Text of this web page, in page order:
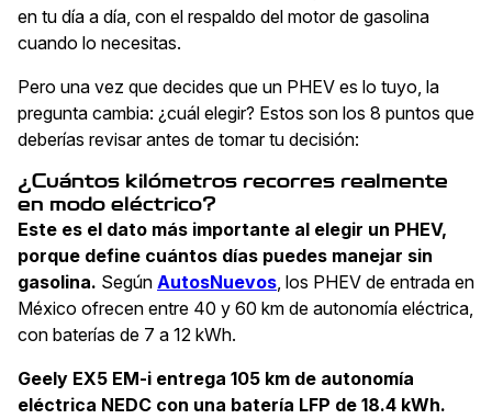
en tu día a día, con el respaldo del motor de gasolina
cuando lo necesitas.
Pero una vez que decides que un PHEV es lo tuyo, la
pregunta cambia: ¿cuál elegir? Estos son los 8 puntos que
deberías revisar antes de tomar tu decisión:
¿Cuántos kilómetros recorres realmente
en modo eléctrico?
Este es el dato más importante al elegir un PHEV,
porque define cuántos días puedes manejar sin
gasolina. Según AutosNuevos, los PHEV de entrada en
México ofrecen entre 40 y 60 km de autonomía eléctrica,
con baterías de 7 a 12 kWh.
Geely EX5 EM-i entrega 105 km de autonomía
eléctrica NEDC con una batería LFP de 18.4 kWh.